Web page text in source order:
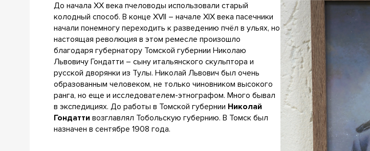
До начала ХХ века пчеловоды использовали старый
колодный способ. В конце ХVII – начале ХIХ века пасечники
начали понемногу переходить к разведению пчёл в ульях, но
настоящая революция в этом ремесле произошло
благодаря губернатору Томской губернии Николаю
Львовичу Гондатти – сыну итальянского скульптора и
русской дворянки из Тулы. Николай Львович был очень
образованным человеком, не только чиновником высокого
ранга, но еще и исследователем-этнографом. Много бывал
в экспедициях. До работы в Томской губернии Николай
Гондатти возглавлял Тобольскую губернию. В Томск был
назначен в сентябре 1908 года.